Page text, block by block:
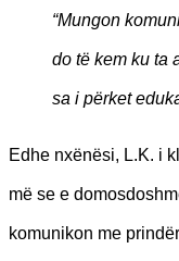
“Mungon
do të kem ku ta
sa i përket
Edhe nxënësi, L.K. i
më se e
komunikon me